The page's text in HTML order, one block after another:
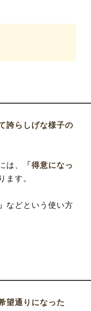
誇らしげな様子の
は、
「得意になっ
ます。
などという使い方
希望通りになった